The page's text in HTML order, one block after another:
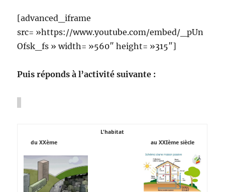
[advanced_iframe
src= »https://www.youtube.com/embed/_pUn
Ofsk_fs » width= »560″ height= »315″]
Puis réponds à l’activité suivante :